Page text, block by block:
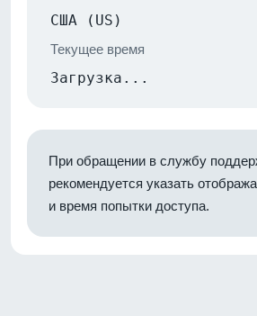
США (US)
Текущее время
Загрузка...
При обращении в службу
рекомендуется указать
и время попытки доступа.